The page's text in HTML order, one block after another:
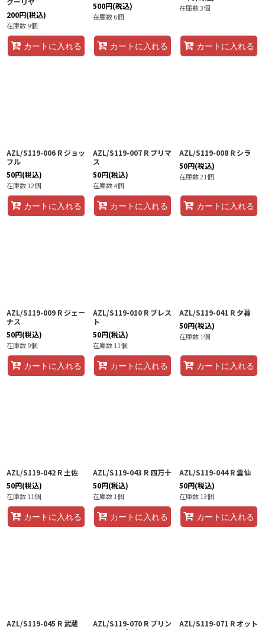
200円(税込)
在庫数 9個
カートに入れる
500円(税込)
在庫数 6個
カートに入れる
在庫数 3個
カートに入れる
AZL/S119-006 R ジョッ
フル
50円(税込)
在庫数 12個
カートに入れる
AZL/S119-007 R プリマ
ス
50円(税込)
在庫数 4個
カートに入れる
AZL/S119-008 R シラ
50円(税込)
在庫数 21個
カートに入れる
AZL/S119-009 R ジェー
ナス
50円(税込)
在庫数 9個
カートに入れる
AZL/S119-010 R ブレス
ト
50円(税込)
在庫数 11個
カートに入れる
AZL/S119-041 R 夕暮
50円(税込)
在庫数 1個
カートに入れる
AZL/S119-042 R 土佐
50円(税込)
在庫数 11個
カートに入れる
AZL/S119-043 R 四万十
50円(税込)
在庫数 1個
カートに入れる
AZL/S119-044 R 雲仙
50円(税込)
在庫数 13個
カートに入れる
AZL/S119-045 R 武蔵
AZL/S119-070 R プリン
AZL/S119-071 R オット